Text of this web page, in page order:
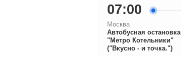
07:00
Москва
Автобусная остановка
"Метро Котельники"
("Вкусно - и точка.")